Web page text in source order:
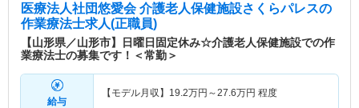
医療法人社団悠愛会 介護老人保健施設さくらパレスの
作業療法士求人(正職員)
【山形県／山形市】日曜日固定休み☆介護老人保健施設での作
業療法士の募集です！＜常勤＞
給与
【モデル月収】 19.2万円～27.6万円 程度